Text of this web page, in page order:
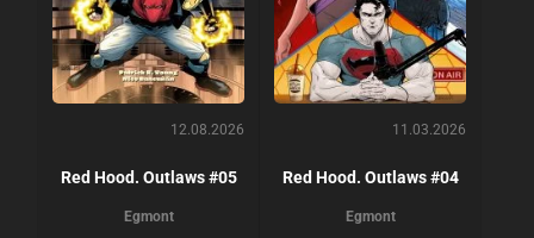
12.08.2026
Red Hood. Outlaws #05
Egmont
11.03.2026
Red Hood. Outlaws #04
Egmont